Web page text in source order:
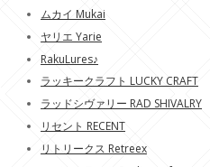
ムカイ Mukai
ヤリエ Yarie
RakuLures♪
ラッキークラフト LUCKY CRAFT
ラッドシヴァリー RAD SHIVALRY
リセント RECENT
リトリークス Retreex